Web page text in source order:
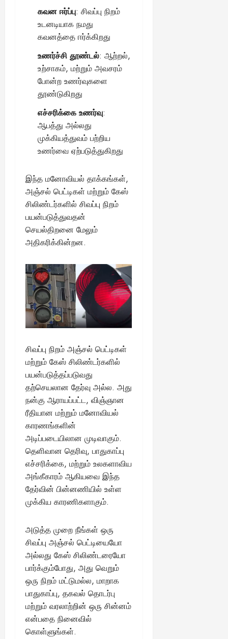
கவன ஈர்ப்பு: சிவப்பு நிறம்
உடனடியாக நமது
கவனத்தை ஈர்க்கிறது
உணர்ச்சி தூண்டல்: ஆற்றல்,
உற்சாகம், மற்றும் அவசரம்
போன்ற உணர்வுகளை
தூண்டுகிறது
எச்சரிக்கை உணர்வு:
ஆபத்து அல்லது
முக்கியத்துவம் பற்றிய
உணர்வை ஏற்படுத்துகிறது
இந்த மனோவியல் தாக்கங்கள்,
அஞ்சல் பெட்டிகள் மற்றும் கேஸ்
சிலிண்டர்களில் சிவப்பு நிறம்
பயன்படுத்துவதன்
செயல்திறனை மேலும்
அதிகரிக்கின்றன.
சிவப்பு நிறம் அஞ்சல் பெட்டிகள்
மற்றும் கேஸ் சிலிண்டர்களில்
பயன்படுத்தப்படுவது
தற்செயலான தேர்வு அல்ல. அது
நன்கு ஆராயப்பட்ட, விஞ்ஞான
ரீதியான மற்றும் மனோவியல்
காரணங்களின்
அடிப்படையிலான முடிவாகும்.
தெளிவான தெரிவு, பாதுகாப்பு
எச்சரிக்கை, மற்றும் உலகளாவிய
அங்கீகாரம் ஆகியவை இந்த
தேர்வின் பின்னணியில் உள்ள
முக்கிய காரணிகளாகும்.
அடுத்த முறை நீங்கள் ஒரு
சிவப்பு அஞ்சல் பெட்டியையோ
அல்லது கேஸ் சிலிண்டரையோ
பார்க்கும்போது, அது வெறும்
ஒரு நிறம் மட்டுமல்ல, மாறாக
பாதுகாப்பு, தகவல் தொடர்பு
மற்றும் வரலாற்றின் ஒரு சின்னம்
என்பதை நினைவில்
கொள்ளுங்கள்.